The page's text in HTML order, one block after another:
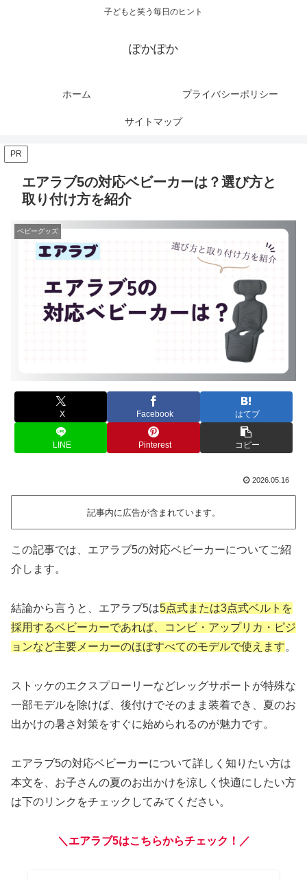
子どもと笑う毎日のヒント
ぽかぽか
ホーム プライバシーポリシー
サイトマップ
PR
エアラブ5の対応ベビーカーは？選び方と
取り付け方を紹介
ベビーグッズ
X Facebook はてブ
LINE Pinterest コピー
2026.05.16
記事内に広告が含まれています。
この記事では、エアラブ5の対応ベビーカーについてご紹
介します。
結論から言うと、エアラブ5は5点式または3点式ベルトを
採用するベビーカーであれば、コンビ・アップリカ・ピジ
ョンなど主要メーカーのほぼすべてのモデルで使えます。
ストッケのエクスプローリーなどレッグサポートが特殊な
一部モデルを除けば、後付けでそのまま装着でき、夏のお
出かけの暑さ対策をすぐに始められるのが魅力です。
エアラブ5の対応ベビーカーについて詳しく知りたい方は
本文を、お子さんの夏のお出かけを涼しく快適にしたい方
は下のリンクをチェックしてみてください。
＼エアラブ5はこちらからチェック！／